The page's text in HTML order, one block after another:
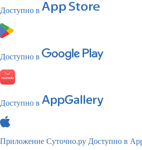
Доступно в
Доступно в
Доступно в
Приложение Суточно.ру Доступно в